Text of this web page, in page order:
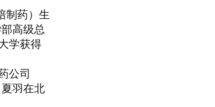
制药）生
高级总
学获得
公司
羽在北